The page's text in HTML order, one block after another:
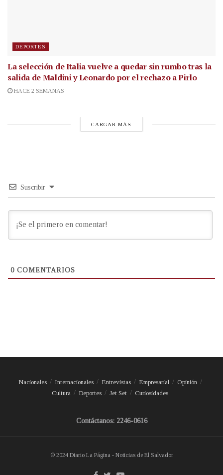
DEPORTES
La selección de Italia vuelve a quedar sin rumbo tras la
salida de Maldini y Leonardo por el rechazo a Pirlo
HACE 2 SEMANAS
CARGAR MÁS
Suscribir
0 COMENTARIOS
Nacionales Internacionales Entrevistas Empresarial
Opinión
Cultura
Deportes Jet Set Curiosidades
Contáctanos: 2246-0616
© 2024 Diario La Página - Noticias de El Salvador